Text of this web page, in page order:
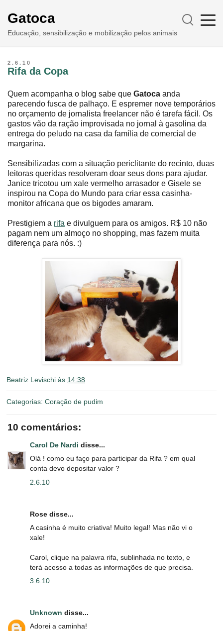
Gatoca
Educação, sensibilização e mobilização pelos animais
2.6.10
Rifa da Copa
Quem acompanha o blog sabe que Gatoca anda
parecendo fusca de palhaço. E espremer nove temporários
no orçamento de jornalista freelancer não é tarefa fácil. Os
gastos vão da ração improvisada no jornal à gasolina da
entrega do peludo na casa da família de comercial de
margarina.
Sensibilizadas com a situação periclitante do recinto, duas
leitoras queridas resolveram doar seus dons para ajudar.
Janice tricotou um xale vermelho arrasador e Gisele se
inspirou na Copa do Mundo para criar essa casinha-
monitor africana que os bigodes amaram.
Prestigiem a rifa e divulguem para os amigos. R$ 10 não
pagam nem um almoço no shopping, mas fazem muita
diferença para nós. :)
Beatriz Levischi às 14:38
Categorias: Coração de pudim
10 comentários:
Carol De Nardi disse...
Olá ! como eu faço para participar da Rifa ? em qual
conta devo depositar valor ?
2.6.10
Rose disse...
A casinha é muito criativa! Muito legal! Mas não vi o
xale!
Carol, clique na palavra rifa, sublinhada no texto, e
terá acesso a todas as informações de que precisa.
3.6.10
Unknown disse...
Adorei a caminha!